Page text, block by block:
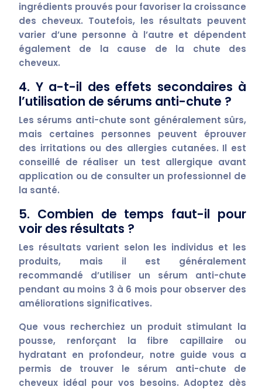
ingrédients prouvés pour favoriser la croissance
des cheveux. Toutefois, les résultats peuvent
varier d’une personne à l’autre et dépendent
également de la cause de la chute des
cheveux.
4. Y a-t-il des effets secondaires à
l’utilisation de sérums anti-chute ?
Les sérums anti-chute sont généralement sûrs,
mais certaines personnes peuvent éprouver
des irritations ou des allergies cutanées. Il est
conseillé de réaliser un test allergique avant
application ou de consulter un professionnel de
la santé.
5. Combien de temps faut-il pour
voir des résultats ?
Les résultats varient selon les individus et les
produits, mais il est généralement
recommandé d’utiliser un sérum anti-chute
pendant au moins 3 à 6 mois pour observer des
améliorations significatives.
Que vous recherchiez un produit stimulant la
pousse, renforçant la fibre capillaire ou
hydratant en profondeur, notre guide vous a
permis de trouver le sérum anti-chute de
cheveux idéal pour vos besoins. Adoptez dès